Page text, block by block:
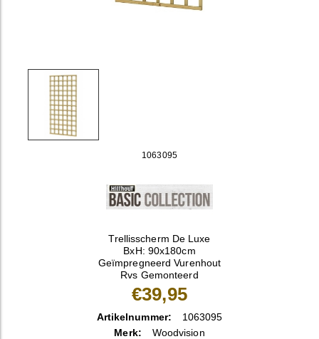
1063095
Trellisscherm De Luxe
BxH: 90x180cm
Geïmpregneerd Vurenhout
Rvs Gemonteerd
€39,95
Artikelnummer:
1063095
Merk:
Woodvision